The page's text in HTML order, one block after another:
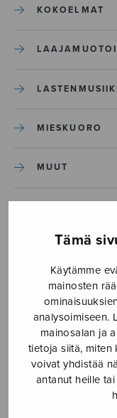
Tämä
Käytämme
mainosten
analysoimiseen.
mainosalan ja
tietoja siitä, miten
voivat yhdistää
antanut heille
KOKOELMAT
MIESKUORO
MUUT
SEKAKUORO
SOITINMUSIIKKI
YKSINLAULU